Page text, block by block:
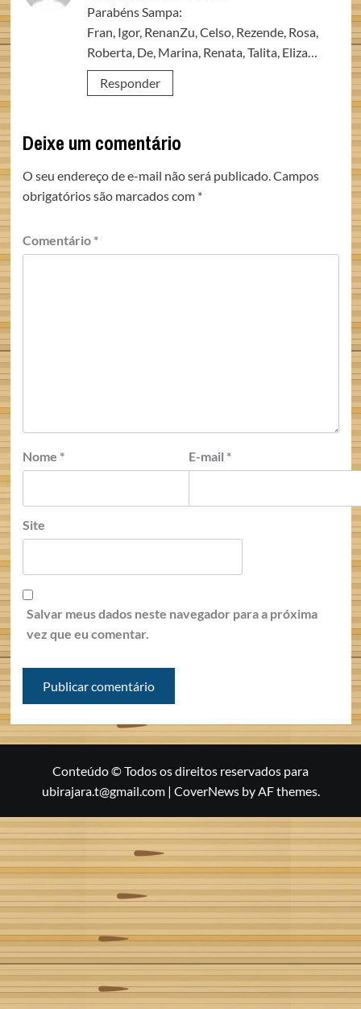
Parabéns Sampa:
Fran, Igor, RenanZu, Celso, Rezende, Rosa,
Roberta, De, Marina, Renata, Talita, Eliza…
Responder
Deixe um comentário
O seu endereço de e-mail não será publicado.Campos
obrigatórios são marcados com *
Comentário *
Nome * E-mail *
Site
Salvar meus dados neste navegador para a próxima
vez que eu comentar.
Conteúdo © Todos os direitos reservados para
ubirajara.t@gmail.com | CoverNewsby AF themes.